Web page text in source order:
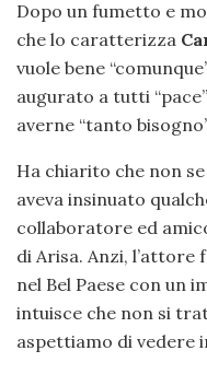
Dopo un fumetto e
che lo caratterizza
vuole bene
augurato a tutti
averne “tanto
Ha chiarito che non
aveva insinuato
collaboratore ed
di Arisa. Anzi, l’attore
nel Bel Paese con un
intuisce che non si
aspettiamo di vedere